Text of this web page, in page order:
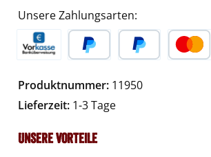
Unsere Zahlungsarten:
Produktnummer: 11950
Lieferzeit: 1-3 Tage
Unsere Vorteile